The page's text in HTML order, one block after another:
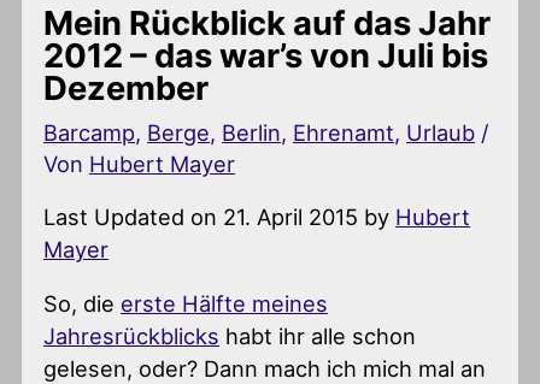
Mein Rückblick auf das Jahr
2012 – das war’s von Juli bis
Dezember
Barcamp, Berge, Berlin, Ehrenamt, Urlaub /
Von Hubert Mayer
Last Updated on 21. April 2015 by Hubert
Mayer
So, die erste Hälfte meines
Jahresrückblicks habt ihr alle schon
gelesen, oder? Dann mach ich mich mal an